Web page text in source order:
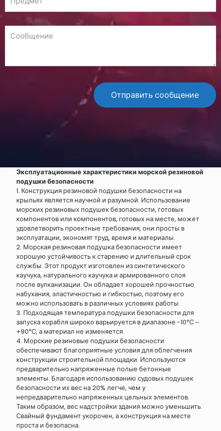
Эксплуатационные характеристики морской резиновой
подушки безопасности
1. Конструкция резиновой подушки безопасности на
крыльях является научной и разумной. Использование
морских резиновых подушек безопасности, готовых
компонентов или компонентов, готовых на месте, может
удовлетворить проектные требования, они просты в
эксплуатации, экономят труд, время и материалы.
2. Морская резиновая подушка безопасности имеет
хорошую устойчивость к старению и длительный срок
службы. Этот продукт изготовлен из синтетического
каучука, натурального каучука и армированного слоя
после вулканизации. Он обладает хорошей прочностью
набухания, эластичностью и гибкостью, поэтому его
можно использовать в различных условиях работы.
3. Подходящая температура подушки безопасности для
запуска корабля широко варьируется в диапазоне -10℃～
+90℃, а материал не изменяется.
4. Морские резиновые подушки безопасности
обеспечивают благоприятные условия для облегчения
конструкции строительной площадки. Используются
предварительно напряженные полые бетонные
элементы. Благодаря использованию судовых подушек
безопасности их вес на 20% легче, чем у
непредварительно напряженных цельных элементов.
Таким образом, вес надстройки здания можно уменьшить.
Свайный фундамент укорочен, а конструкция на месте
проста и безопасна.